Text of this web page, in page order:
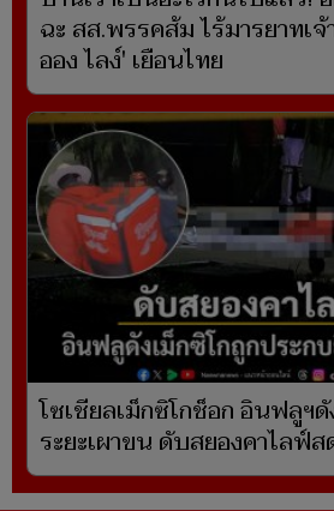
ฉะ สส.พรรคส้ม ไร้มารยาทเ
ออง ไลง์' เยือนไทย
โซเชียลเม็กซิโกช็อก อินฟลูฯ
ระยะเผาขน ดับสยองคาไลฟ์ส